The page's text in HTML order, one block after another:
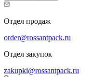
Отдел продаж
order@rossantpack.ru
Отдел закупок
zakupki@rossantpack.ru